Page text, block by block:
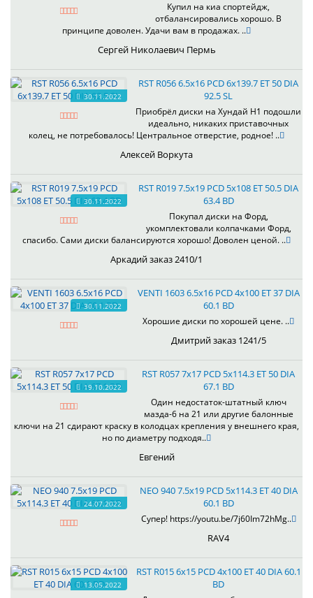
Купил на киа спортейдж,
отбалансировались хорошо. В
принципе доволен. Удачи вам в продажах. ..
Сергей Николаевич Пермь
30.11.2022
RST R056 6.5x16 PCD 6x139.7 ET 50 DIA
92.5 SL
Приобрёл диски на Хундай H1 подошли
идеально, никаких приставочных
колец, не потребовалось! Центральное отверстие, родное! ..
Алексей Воркута
30.11.2022
RST R019 7.5x19 PCD 5x108 ET 50.5 DIA
63.4 BD
Покупал диски на Форд,
укомплектовали колпачками Форд,
спасибо. Сами диски балансируются хорошо! Доволен ценой. ..
Аркадий заказ 2410/1
30.11.2022
VENTI 1603 6.5x16 PCD 4x100 ET 37 DIA
60.1 BD
Хорошие диски по хорошей цене. ..
Дмитрий заказ 1241/5
19.10.2022
RST R057 7x17 PCD 5x114.3 ET 50 DIA
67.1 BD
Один недостаток-штатный ключ
мазда-6 на 21 или другие балонные
ключи на 21 сдирают краску в колодцах крепления у внешнего края,
но по диаметру подходя..
Евгений
24.07.2022
NEO 940 7.5x19 PCD 5x114.3 ET 40 DIA
60.1 BD
Супер! https://youtu.be/7j60Im72hMg..
RAV4
13.05.2022
RST R015 6x15 PCD 4x100 ET 40 DIA 60.1
BD